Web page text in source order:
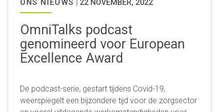
ONS NIEUWS | 22 NOVEMBER, 2022
OmniTalks podcast
genomineerd voor European
Excellence Award
De podcast-serie, gestart tijdens Covid-19,
weerspiegelt een bijzondere tijd voor de zorgsector